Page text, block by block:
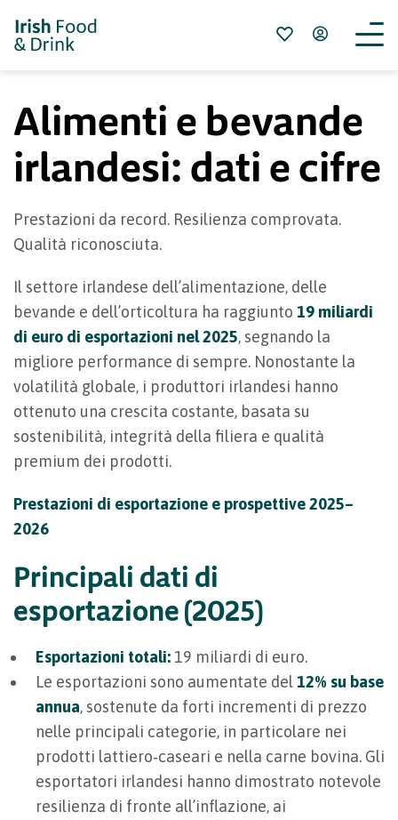
Alimenti e bevande
irlandesi: dati e cifre
Prestazioni da record. Resilienza comprovata.
Qualità riconosciuta.
Il settore irlandese dell’alimentazione, delle
bevande e dell’orticoltura ha raggiunto 19 miliardi
di euro di esportazioni nel 2025, segnando la
migliore performance di sempre. Nonostante la
volatilità globale, i produttori irlandesi hanno
ottenuto una crescita costante, basata su
sostenibilità, integrità della filiera e qualità
premium dei prodotti.
Prestazioni di esportazione e prospettive 2025–
2026
Principali dati di
esportazione (2025)
Esportazioni totali: 19 miliardi di euro.
Le esportazioni sono aumentate del 12% su base
annua, sostenute da forti incrementi di prezzo
nelle principali categorie, in particolare nei
prodotti lattiero‑caseari e nella carne bovina. Gli
esportatori irlandesi hanno dimostrato notevole
resilienza di fronte all’inflazione, ai